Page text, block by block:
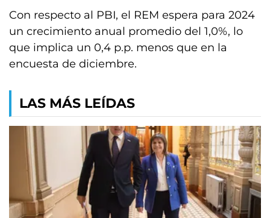
Con respecto al PBI, el REM espera para 2024
un crecimiento anual promedio del 1,0%, lo
que implica un 0,4 p.p. menos que en la
encuesta de diciembre.
LAS MÁS LEÍDAS